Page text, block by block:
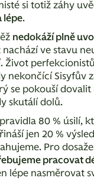
si totiž záhy
lépe.
nedokáží plně
nachází ve stavu
Život
nekončící Sisyfův
se pokouší
skutálí dolů.
80 % úsilí,
jen 20 %
Pro
pracovat
lépe nasměrovat